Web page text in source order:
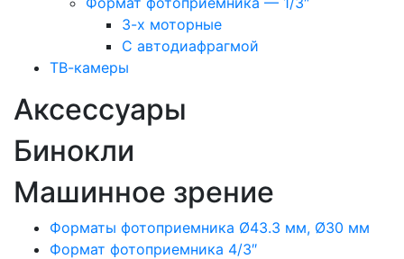
3-х моторные
С автодиафрагмой
ТВ-камеры
Аксессуары
Бинокли
Машинное зрение
Форматы фотоприемника Ø43.3 мм, Ø30 мм
Формат фотоприемника 4/3″